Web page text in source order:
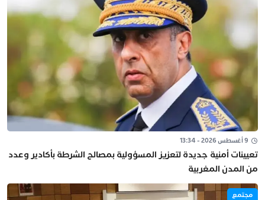
9 أغسطس 2026 - 13:34
تعيينات أمنية جديدة لتعزيز المسؤولية بمصالح الشرطة بأكادير وعدد
من المدن المغربية
مجتمع